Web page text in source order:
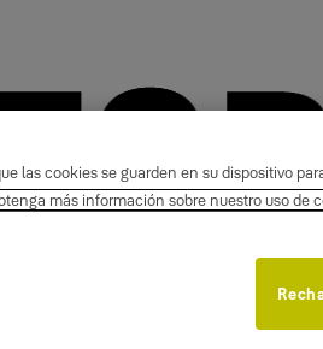
las cookies se guarden en su dispositivo
más información sobre nuestro uso de